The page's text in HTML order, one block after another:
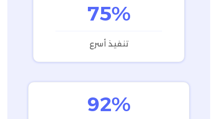
75%
تنفيذ أسرع
92%